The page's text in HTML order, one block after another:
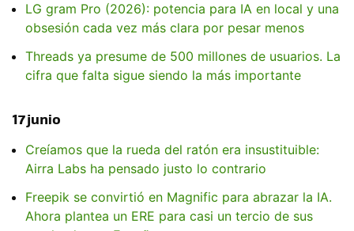
LG gram Pro (2026): potencia para IA en local y una
obsesión cada vez más clara por pesar menos
Threads ya presume de 500 millones de usuarios. La
cifra que falta sigue siendo la más importante
17 junio
Creíamos que la rueda del ratón era insustituible:
Airra Labs ha pensado justo lo contrario
Freepik se convirtió en Magnific para abrazar la IA.
Ahora plantea un ERE para casi un tercio de sus